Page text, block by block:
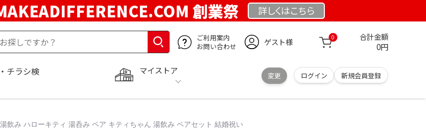
創業祭 詳しくはこちら
ご利用案内
お問い合わせ
ゲスト様 0 合計金額
0円
マイストア
変更 ログイン 新規会員登録
チラシ検
み ハローキティ 湯呑み ペア キティちゃん 湯飲み ペアセット 結婚祝い